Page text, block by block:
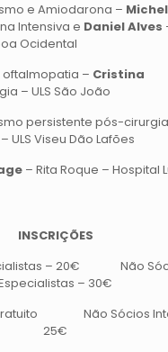
e Amiodarona –
Intensiva e Daniel Alves
Ocidental
oftalmopatia – Cristina
– ULS São João
persistente pós-
ULS Viseu Dão Lafões
– Rita Roque – Hospital
INSCRIÇÕES
– 20€ Não
– 30€
Gratuito Não Sócios
25€